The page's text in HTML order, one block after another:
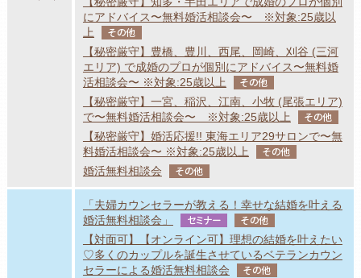
にアドバイス〜無料婚活相談会〜 ※対象:25歳以
上
その他
【秘密厳守】豊橋、豊川、西尾、岡崎、刈谷 (三河
エリア) で成婚のプロが個別にアドバイス〜無料婚
活相談会〜 ※対象:25歳以上
その他
【秘密厳守】一宮、稲沢、江南、小牧 (尾張エリア)
で〜無料婚活相談会〜 ※対象:25歳以上
その他
【秘密厳守】婚活応援!! 東海エリア29サロンで〜無
料婚活相談会〜 ※対象:25歳以上
その他
婚活無料相談会 その他
「夫婦カウンセラーが教える！幸せな結婚を叶える
婚活無料相談会」
セミナー その他
【対面可】【オンライン可】理想の結婚を叶えたい
♡多くのカップルを誕生させているベテランカウン
セラーによる婚活無料相談会
その他